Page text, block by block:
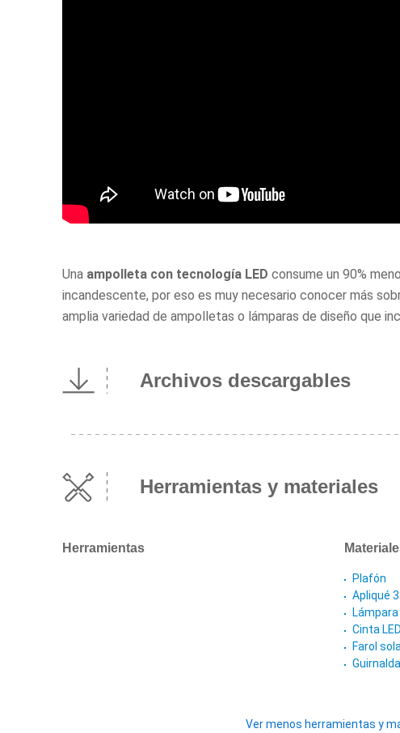
Una ampolleta con tecnología LED consume un 90%
incandescente, por eso es muy necesario conocer más
amplia variedad de ampolletas o lámparas de diseño que
Archivos descargables
Herramientas y materiales
Herramientas
Plafón
Apliqué
Cinta LED
Farol
Ver menos herramientas y